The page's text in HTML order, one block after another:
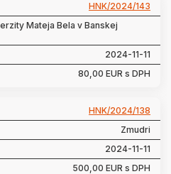
HNK/2024/143
Mateja Bela v Banskej
2024-11-11
80,00 EUR s DPH
HNK/2024/138
Zmudri
2024-11-11
500,00 EUR s DPH